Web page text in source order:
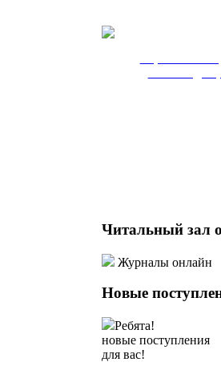
Читальный зал
Журналы онлайн
Новые
Ребята!
новые поступления
для вас!